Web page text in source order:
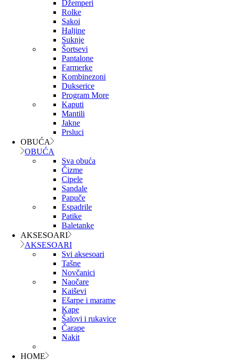
Džemperi
Rolke
Sakoi
Haljine
Suknje
Šortsevi
Pantalone
Farmerke
Kombinezoni
Dukserice
Program More
Kaputi
Mantili
Jakne
Prsluci
OBUĆA
OBUĆA
Sva obuća
Čizme
Cipele
Sandale
Papuče
Espadrile
Patike
Baletanke
AKSESOARI
AKSESOARI
Svi aksesoari
Tašne
Novčanici
Naočare
Kaiševi
Ešarpe i marame
Kape
Šalovi i rukavice
Čarape
Nakit
HOME